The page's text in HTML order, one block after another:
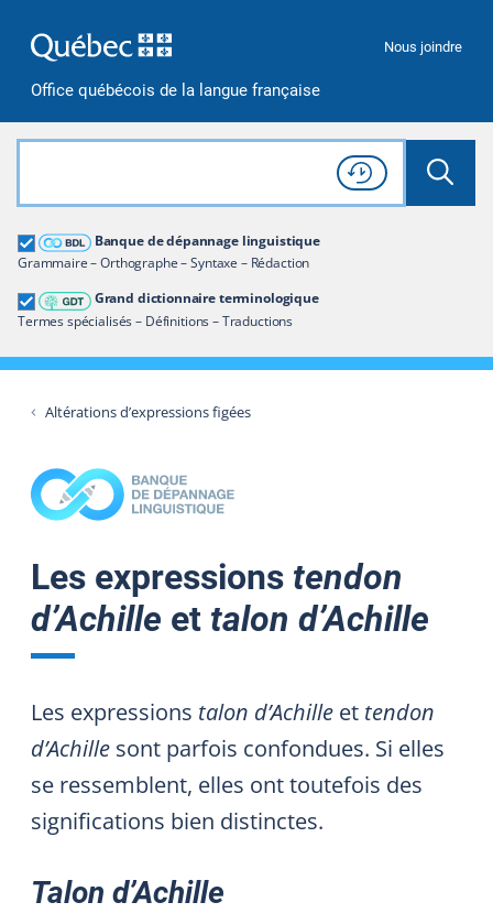
Office québécois de la langue française
Nous joindre
Rechercher dans tout le site
Lancer
Consulter l'
Historique
de recherche
Banque de dépannage linguistique
Grammaire – Orthographe – Syntaxe – Rédaction
Grand dictionnaire terminologique
Termes spécialisés – Définitions – Traductions
Grand dictionnaire terminologique
Restreindre aux termes
Altérations d’expressions figées
Les expressions tendon
d’Achille et talon d’Achille
Les expressions talon d’Achille et tendon
d’Achille sont parfois confondues. Si elles
se ressemblent, elles ont toutefois des
significations bien distinctes.
Talon d’Achille